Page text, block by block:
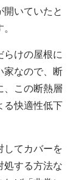
いていたと
らけの屋根に
家なので、断
、この断熱層
る快適性低下
してカバーを
処する方法な